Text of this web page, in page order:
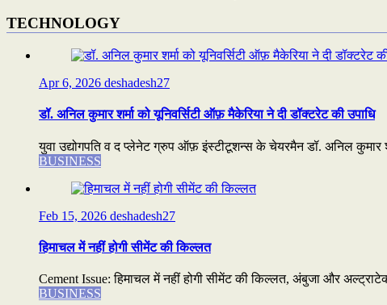
TECHNOLOGY
Apr 6, 2026 deshadesh27
डॉ. अनिल कुमार शर्मा को यूनिवर्सिटी ऑफ़ मैकेरिया ने दी डॉक्टरेट की उपाधि
युवा उद्योगपति व द प्लेनेट ग्रुप ऑफ़ इंस्टीटूशन्स के चेयरमैन डॉ. अनिल कुमार
BUSINESS
Feb 15, 2026 deshadesh27
हिमाचल में नहीं होगी सीमेंट की किल्लत
Cement Issue: हिमाचल में नहीं होगी सीमेंट की किल्लत, अंबुजा और
BUSINESS